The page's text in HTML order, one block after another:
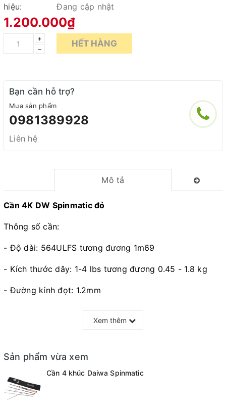
hiệu:
Đang cập nhật
1.200.000₫
+
–
HẾT HÀNG
Bạn cần hỗ trợ?
Mua sản phẩm
0981389928
Liên hệ
Mô tả
Cần 4K DW Spinmatic đỏ
Thông số cần:
- Độ dài: 564ULFS tương đương 1m69
- Kích thước dây: 1-4 lbs tương đương 0.45 - 1.8 kg
- Đường kính đọt: 1.2mm
- Trọng lượng lure: 1/32-1/8oz tương đương 0.9 - 3.5 g
- Chất liệu: Carbon
Xem thêm
Sản phẩm vừa xem
Cần 4 khúc Daiwa Spinmatic